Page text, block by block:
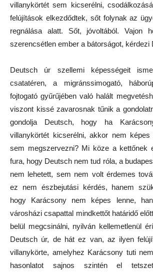
villanykörtét sem kicserélni,
felújítások elkezdődtek, sőt folynak az
regnálása alatt. Sőt, jóvoltából. Vajon
szerencsétlen ember a bátorságot, kérdezi
Deutsch úr szellemi képességeit
csatatéren, a migránssimogató,
fojtogató gyűrűjében való halált
viszont kissé zavarosnak tűnik a
gondolja Deutsch, hogy ha
villanykörtét kicserélni, akkor nem képes
sem megszervezni? Mi köze a kettőnek
fura, hogy Deutsch nem tud róla, a
nem lehetett, sem nem volt érdemes
ez nem észbejutási kérdés, hanem
hogy Karácsony nem képes lenne,
városházi csapattal mindkettőt határidő
belül megcsinálni, nyilván kellemetlenül
Deutsch úr, de hát ez van, az ilyen
villanykörte, amelyhez Karácsony tuti
hasonlatot sajnos szintén el